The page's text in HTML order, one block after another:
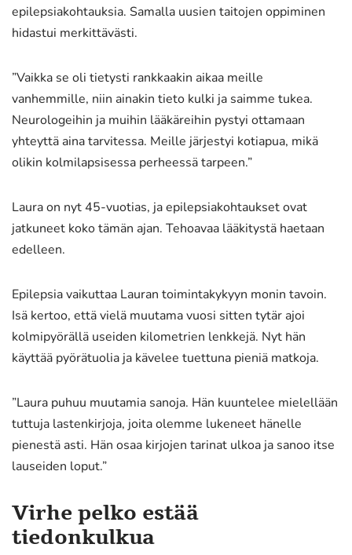
epilepsiakohtauksia. Samalla uusien taitojen oppiminen
hidastui merkittävästi.
”Vaikka se oli tietysti rankkaakin aikaa meille
vanhemmille, niin ainakin tieto kulki ja saimme tukea.
Neurologeihin ja muihin lääkäreihin pystyi ottamaan
yhteyttä aina tarvitessa. Meille järjestyi kotiapua, mikä
olikin kolmilapsisessa perheessä tarpeen.”
Laura on nyt 45-vuotias, ja epilepsiakohtaukset ovat
jatkuneet koko tämän ajan. Tehoavaa lääkitystä haetaan
edelleen.
Epilepsia vaikuttaa Lauran toimintakykyyn monin tavoin.
Isä kertoo, että vielä muutama vuosi sitten tytär ajoi
kolmipyörällä useiden kilometrien lenkkejä. Nyt hän
käyttää pyörätuolia ja kävelee tuettuna pieniä matkoja.
”Laura puhuu muutamia sanoja. Hän kuuntelee mielellään
tuttuja lastenkirjoja, joita olemme lukeneet hänelle
pienestä asti. Hän osaa kirjojen tarinat ulkoa ja sanoo itse
lauseiden loput.”
Virhe pelko estää
tiedonkulkua